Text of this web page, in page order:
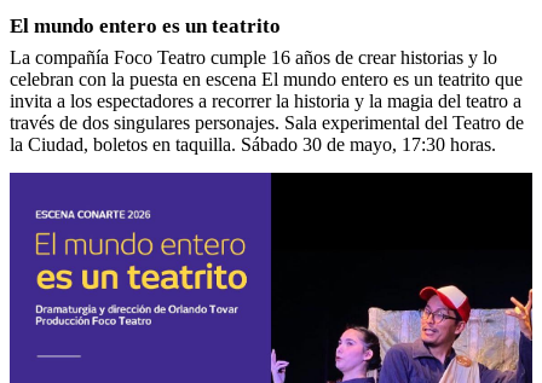
El mundo entero es un teatrito
La compañía Foco Teatro cumple 16 años de crear historias y lo
celebran con la puesta en escena El mundo entero es un teatrito que
invita a los espectadores a recorrer la historia y la magia del teatro a
través de dos singulares personajes. Sala experimental del Teatro de
la Ciudad, boletos en taquilla. Sábado 30 de mayo, 17:30 horas.